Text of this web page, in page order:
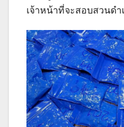
เจ้าหน้าที่จะสอบสวนด